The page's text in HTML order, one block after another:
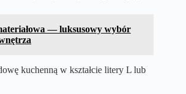
— luksusowy wybór
kuchenną w kształcie litery L lub